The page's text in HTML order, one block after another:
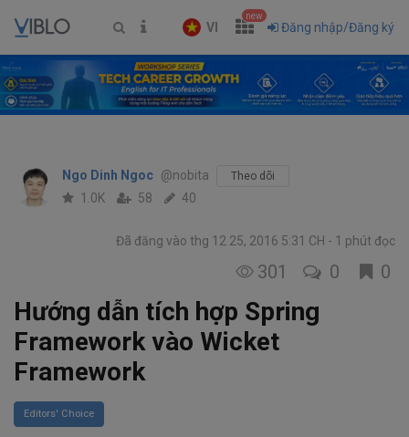
VI
new
Đăng nhập/Đăng ký
Ngo Dinh Ngoc @nobita Theo dõi
1.0K 58 40
Đã đăng vào thg 12 25, 2016 5:31 CH 1 phút đọc
301 0 0
Hướng dẫn tích hợp Spring
Framework vào Wicket
Framework
Editors' Choice